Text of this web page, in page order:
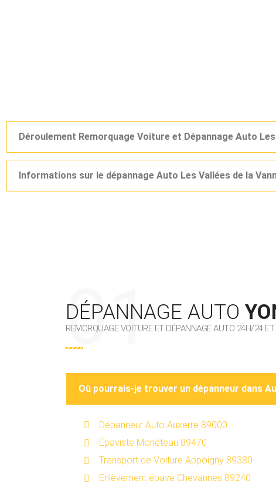
Déroulement Remorquage Voiture et Dépannage Auto
Informations sur le dépannage Auto Les Vallées de la
DÉPANNAGE AUTO
REMORQUAGE VOITURE ET DÉPANNAGE AUTO 24H/24
Où pourrais-je trouver un dépanneur dans
Dépanneur Auto Auxerre 89000
Épaviste Monéteau 89470
Transport de Voiture Appoigny 89380
Enlèvement épave Chevannes 89240